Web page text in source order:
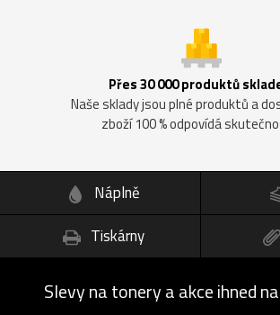
Přes 30 000 produktů
Naše sklady jsou plné produktů a
zboží 100 % odpovídá
Náplně
Tiskárny
Slevy na tonery a akce ihned